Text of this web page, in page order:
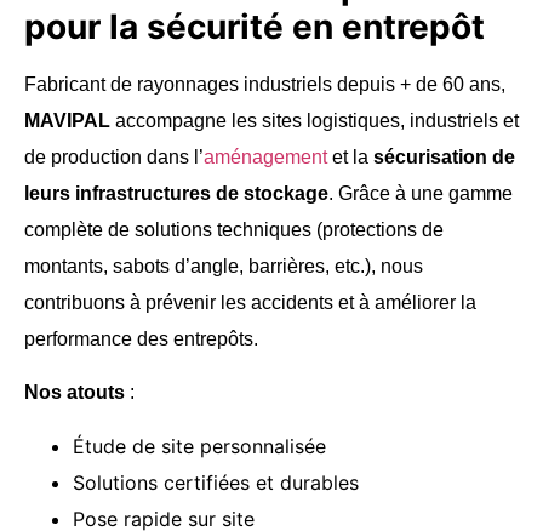
pour la sécurité en entrepôt
Fabricant de rayonnages industriels depuis + de 60 ans,
MAVIPAL accompagne les sites logistiques, industriels et
de production dans l’aménagementet la sécurisation de
leurs infrastructures de stockage. Grâce à une gamme
complète de solutions techniques (protections de
montants, sabots d’angle, barrières, etc.), nous
contribuons à prévenir les accidents et à améliorer la
performance des entrepôts.
Nos atouts :
Étude de site personnalisée
Solutions certifiées et durables
Pose rapide sur site